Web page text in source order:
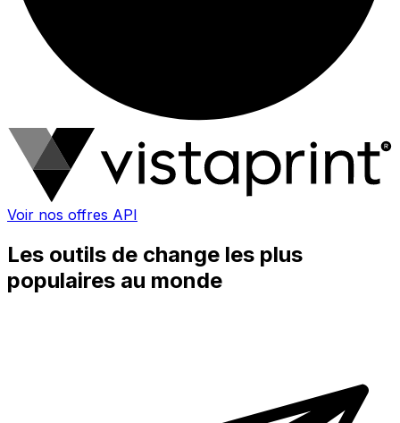
Voir nos offres API
Les outils de change les plus
populaires au monde